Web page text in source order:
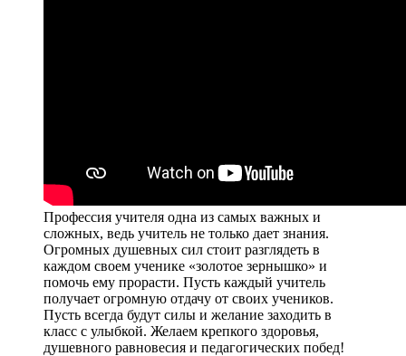
Профессия учителя одна из самых важных и
сложных, ведь учитель не только дает знания.
Огромных душевных сил стоит разглядеть в
каждом своем ученике «золотое зернышко» и
помочь ему прорасти. Пусть каждый учитель
получает огромную отдачу от своих учеников.
Пусть всегда будут силы и желание заходить в
класс с улыбкой. Желаем крепкого здоровья,
душевного равновесия и педагогических побед!